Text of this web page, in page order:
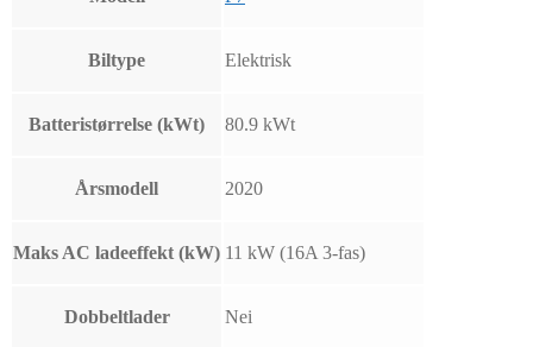
Biltype Elektrisk
Batteristørrelse (kWt) 80.9 kWt
Årsmodell 2020
Maks AC ladeeffekt (kW) 11 kW (16A 3-fas)
Dobbeltlader Nei